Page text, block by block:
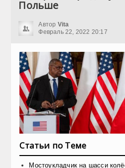
Польше
Автор Vita
Февраль 22, 2022 20:17
Статьи по Теме
Мостоукладчик на шасси